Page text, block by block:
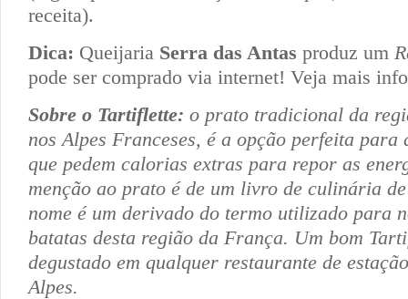
receita).
Dica: Queijaria Serra das Antas produz um
pode ser comprado via internet! Veja mais
Sobre o Tartiflette: o prato tradicional da
nos Alpes Franceses, é a opção perfeita para
que pedem calorias extras para repor as
menção ao prato é de um livro de culinária
nome é um derivado do termo utilizado para
batatas desta região da França. Um bom
degustado em qualquer restaurante de
Alpes.